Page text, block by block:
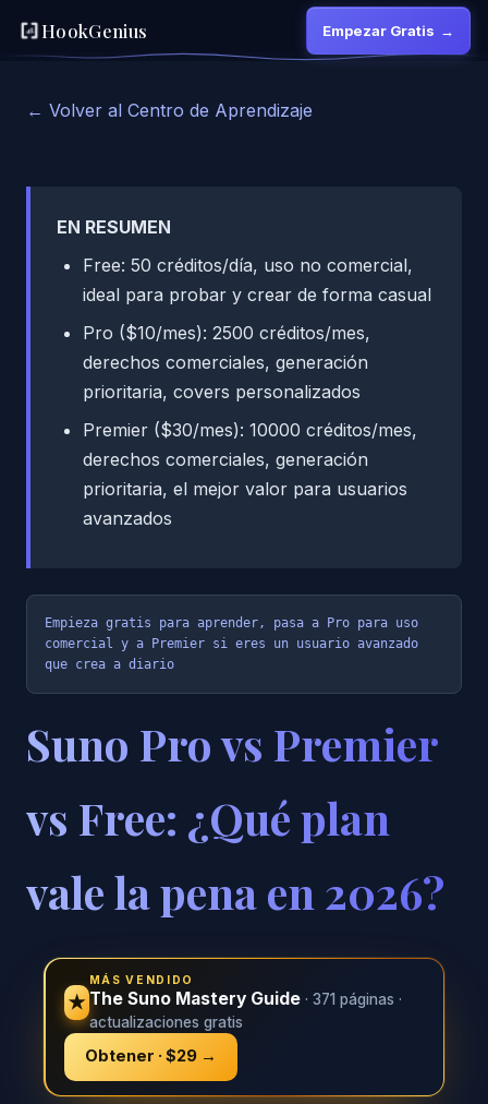
HookGenius Empezar Gratis →
← Volver al Centro de Aprendizaje
EN RESUMEN
Free: 50 créditos/día, uso no comercial,
ideal para probar y crear de forma casual
Pro ($10/mes): 2500 créditos/mes,
derechos comerciales, generación
prioritaria, covers personalizados
Premier ($30/mes): 10000 créditos/mes,
derechos comerciales, generación
prioritaria, el mejor valor para usuarios
avanzados
Empieza gratis para aprender, pasa a Pro para uso
comercial y a Premier si eres un usuario avanzado
que crea a diario
Suno Pro vs Premier
vs Free: ¿Qué plan
vale la pena en 2026?
★
MÁS VENDIDO
The Suno Mastery Guide · 371 páginas ·
actualizaciones gratis
Obtener · $29 →